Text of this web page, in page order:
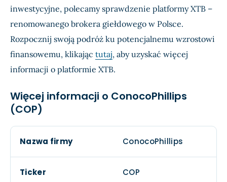
inwestycyjne, polecamy sprawdzenie platformy XTB –
renomowanego brokera giełdowego w Polsce.
Rozpocznij swoją podróż ku potencjalnemu wzrostowi
finansowemu, klikając tutaj, aby uzyskać więcej
informacji o platformie XTB.
Więcej informacji o ConocoPhillips
(COP)
Nazwa firmy ConocoPhillips
Ticker COP